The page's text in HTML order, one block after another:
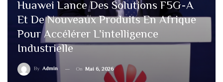
Huawei Lance Des Solutions F5G-A
Et De Nouveaux Produits En Afrique
Pour Accélérer L’intelligence
Industrielle
By Admin On Mai 6, 2026